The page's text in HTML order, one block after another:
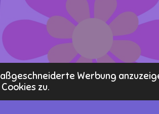
Werbung
zu.